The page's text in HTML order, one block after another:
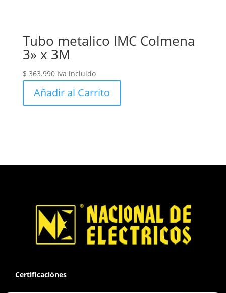
Tubo metalico IMC Colmena
3» x 3M
$ 363.990 Iva incluido
Añadir al Carrito
Certificaciónes